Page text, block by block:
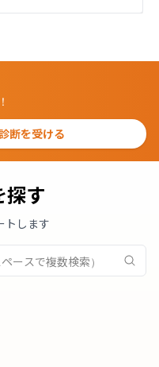
断を受ける
探す
トします